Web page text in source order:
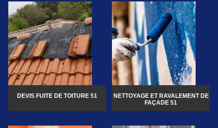
DEVIS FUITE DE TOITURE 51
NETTOYAGE ET RAVALEMENT DE
FAÇADE 51